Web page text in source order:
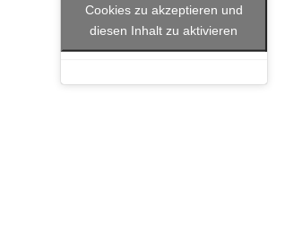
Cookies zu akzeptieren und
diesen Inhalt zu aktivieren